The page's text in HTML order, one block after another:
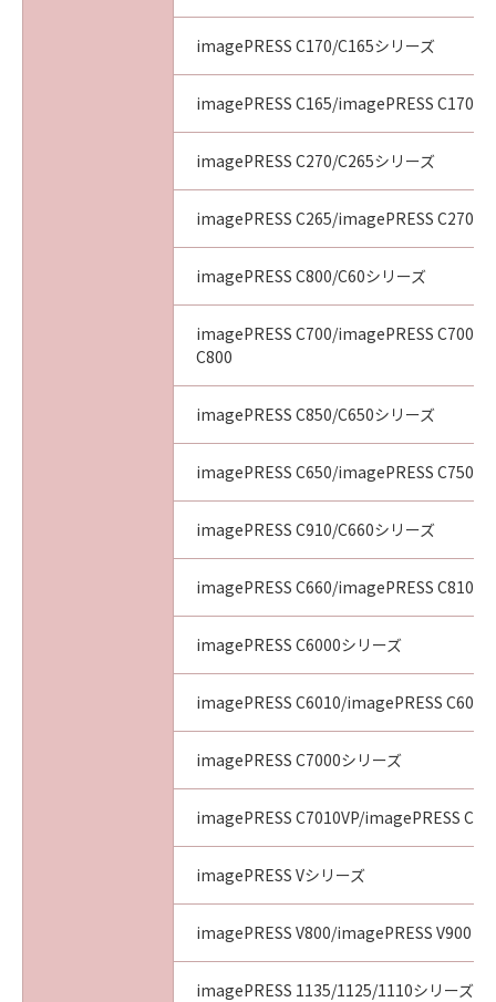
imagePRESS C170/C165シリーズ
imagePRESS C165/imagePRESS C170
imagePRESS C270/C265シリーズ
imagePRESS C265/imagePRESS C270
imagePRESS C800/C60シリーズ
imagePRESS C700/imagePRESS C700L/
C800
imagePRESS C850/C650シリーズ
imagePRESS C650/imagePRESS C750/
imagePRESS C910/C660シリーズ
imagePRESS C660/imagePRESS C810/
imagePRESS C6000シリーズ
imagePRESS C6010/imagePRESS C6011
imagePRESS C7000シリーズ
imagePRESS C7010VP/imagePRESS
imagePRESS Vシリーズ
imagePRESS V800/imagePRESS V900
imagePRESS 1135/1125/1110シリーズ